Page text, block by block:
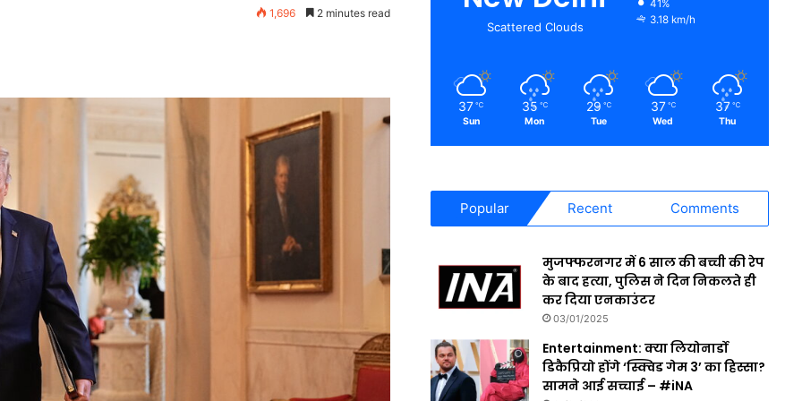
1,696 2 minutes read
Scattered Clouds
41%
3.18 km/h
37 ℃
Sun
35 ℃
Mon
29 ℃
Tue
37 ℃
Wed
37 ℃
Thu
Popular Recent Comments
मुजफ्फरनगर में 6 साल की बच्ची की रेप
के बाद हत्या, पुलिस ने दिन निकलते ही
कर दिया एनकाउंटर
03/01/2025
Entertainment: क्या लियोनार्डो
डिकैप्रियो होंगे ‘स्क्विड गेम 3’ का हिस्सा?
सामने आई सच्चाई – #iNA